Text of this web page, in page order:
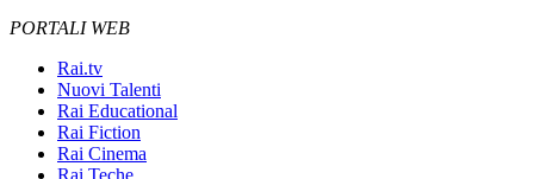
PORTALI WEB
Rai.tv
Nuovi Talenti
Rai Educational
Rai Fiction
Rai Cinema
Rai Teche